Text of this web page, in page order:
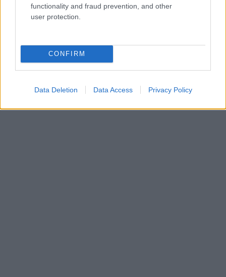
functionality and fraud prevention, and other
user protection.
CONFIRM
Data Deletion Data Access Privacy Policy